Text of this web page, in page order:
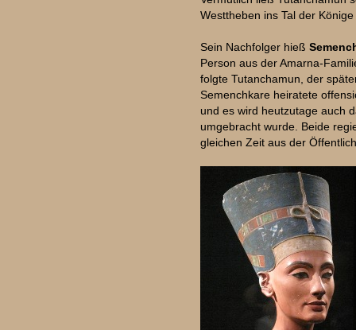
Westtheben ins Tal der
Sein Nachfolger hieß
Person aus der Amarna-
folgte Tutanchamun, der
Semenchkare heiratete
und es wird heutzutage auch
umgebracht wurde. Beide
gleichen Zeit aus der